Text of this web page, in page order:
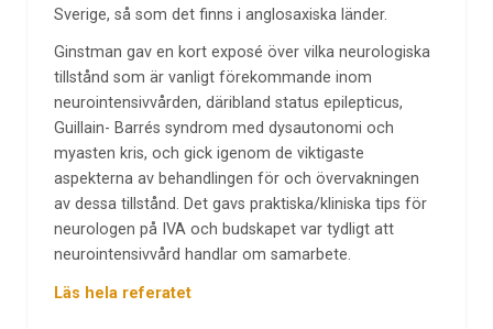
Sverige, så som det finns i anglosaxiska länder.
Ginstman gav en kort exposé över vilka neurologiska
tillstånd som är vanligt förekommande inom
neurointensivvården, däribland status epilepticus,
Guillain- Barrés syndrom med dysautonomi och
myasten kris, och gick igenom de viktigaste
aspekterna av behandlingen för och övervakningen
av dessa tillstånd. Det gavs praktiska/kliniska tips för
neurologen på IVA och budskapet var tydligt att
neurointensivvård handlar om samarbete.
Läs hela referatet